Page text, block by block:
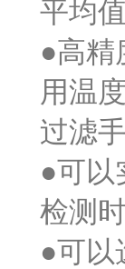
平均
●高精
用温
过滤
●可以
检测
●可以